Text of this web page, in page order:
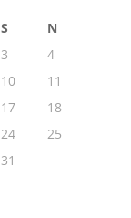
S
N
3
4
10
11
17
18
24
25
31